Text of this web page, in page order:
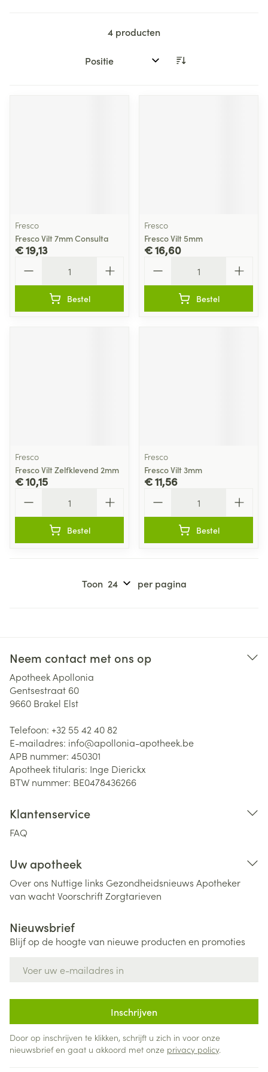
4 producten
Sorteer op:
Fresco
Fresco Vilt 7mm Consulta
€ 19,13
Bestel
Fresco
Fresco Vilt 5mm
€ 16,60
Bestel
Fresco
Fresco Vilt Zelfklevend 2mm
€ 10,15
Bestel
Fresco
Fresco Vilt 3mm
€ 11,56
Bestel
Toon per pagina
Neem contact met ons op
Apotheek Apollonia
Gentsestraat 60
9660 Brakel Elst
Telefoon: +32 55 42 40 82
E-mailadres: info@apollonia-apotheek.be
APB nummer: 450301
Apotheek titularis: Inge Dierickx
BTW nummer: BE0478436266
Klantenservice
FAQ
Uw apotheek
Over ons Nuttige links Gezondheidsnieuws Apotheker
van wachtVoorschriftZorgtarieven
Nieuwsbrief
Blijf op de hoogte van nieuwe producten en promoties
Inschrijven
Door op inschrijven te klikken, schrijft u zich in voor onze
nieuwsbrief en gaat u akkoord met onze privacy policy.